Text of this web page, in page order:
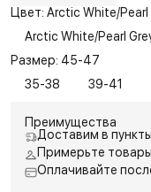
Цвет: Arctic White/Pearl
Arctic White/Pearl
Размер: 45-47
35-38
39-41
Преимущества
Доставим в
Примерьте
Оплачивайте